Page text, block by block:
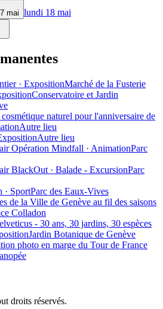
mai lundi 18 mai
· ExpositionMarché de la Fusterie
Conservatoire et Jardin
naturel pour l'anniversaire de
Autre lieu
Autre lieu
Opération Mindfall · AnimationParc
BlackOut · Balade - ExcursionParc
· SportParc des Eaux-Vives
de la Ville de Genève au fil des saisons
Colladon
- 30 ans, 30 jardins, 30 espèces
Jardin Botanique de Genève
photo en marge du Tour de France
droits réservés.